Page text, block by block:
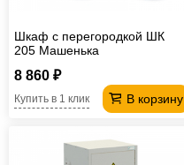
Шкаф с перегородкой ШК
205 Машенька
8 860 ₽
В корзину
Купить в 1 клик